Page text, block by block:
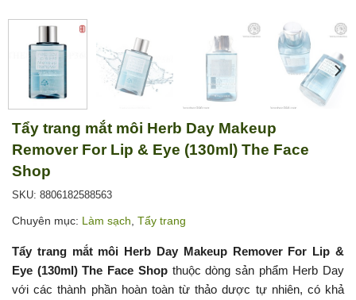
Tẩy trang mắt môi Herb Day Makeup
Remover For Lip & Eye (130ml) The Face
Shop
SKU: 8806182588563
Chuyên mục: Làm sạch Tẩy trang
Tẩy trang mắt môi Herb Day Makeup Remover For Lip &
Eye (130ml) The Face Shopthuộc dòng sản phẩm Herb Day
với các thành phần hoàn toàn từ thảo dược tự nhiên, có khả